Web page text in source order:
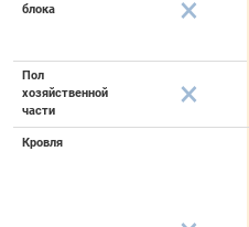
блока
Пол
хозяйственной
части
Кровля